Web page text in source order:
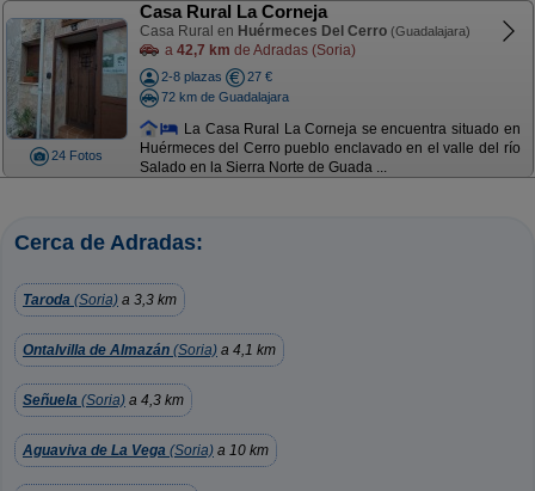
24 Fotos
Casa Rural La Corneja
Casa Rural en Huérmeces Del Cerro (Guadalajara)
a 42,7 km de Adradas (Soria)
2-8 plazas
27 €
72 km de Guadalajara
La Casa Rural La Corneja se encuentra situado en
Huérmeces del Cerro pueblo enclavado en el valle del río
Salado en la Sierra Norte de Guada ...
Cerca de Adradas:
Taroda (Soria) a 3,3 km
Ontalvilla de Almazán (Soria) a 4,1 km
Señuela (Soria) a 4,3 km
Aguaviva de La Vega (Soria) a 10 km